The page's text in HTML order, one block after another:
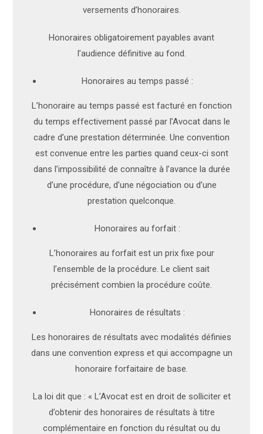
versements d’honoraires.
Honoraires obligatoirement payables avant
l’audience définitive au fond.
Honoraires au temps passé :
L’honoraire au temps passé est facturé en fonction
du temps effectivement passé par l’Avocat dans le
cadre d’une prestation déterminée. Une convention
est convenue entre les parties quand ceux-ci sont
dans l’impossibilité de connaître à l’avance la durée
d’une procédure, d’une négociation ou d’une
prestation quelconque.
Honoraires au forfait :
L’honoraires au forfait est un prix fixe pour
l’ensemble de la procédure. Le client sait
précisément combien la procédure coûte.
Honoraires de résultats :
Les honoraires de résultats avec modalités définies
dans une convention express et qui accompagne un
honoraire forfaitaire de base.
La loi dit que : « L’Avocat est en droit de solliciter et
d’obtenir des honoraires de résultats à titre
complémentaire en fonction du résultat ou du